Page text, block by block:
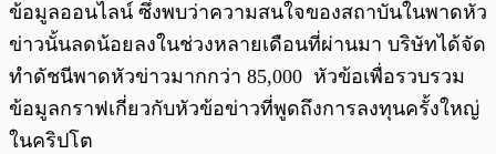
ข้อมูลออนไลน์ ซึ่งพบว่าความสนใจของสถาบันในพาดหัว
ข่าวนั้นลดน้อยลงในช่วงหลายเดือนที่ผ่านมา บริษัทได้จัด
ทำดัชนีพาดหัวข่าวมากกว่า 85,000 หัวข้อเพื่อรวบรวม
ข้อมูลกราฟเกี่ยวกับหัวข้อข่าวที่พูดถึงการลงทุนครั้งใหญ่
ในคริปโต